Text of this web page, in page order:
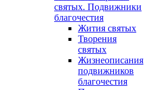
святых. Подвижники
благочестия
Жития святых
Творения
святых
Жизнеописания
подвижников
благочестия